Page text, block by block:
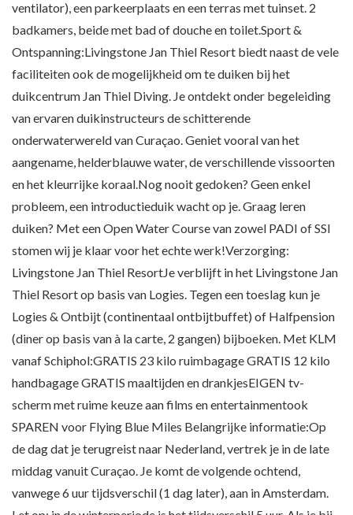
ventilator), een parkeerplaats en een terras met tuinset. 2
badkamers, beide met bad of douche en toilet.Sport &
Ontspanning:Livingstone Jan Thiel Resort biedt naast de vele
faciliteiten ook de mogelijkheid om te duiken bij het
duikcentrum Jan Thiel Diving. Je ontdekt onder begeleiding
van ervaren duikinstructeurs de schitterende
onderwaterwereld van Curaçao. Geniet vooral van het
aangename, helderblauwe water, de verschillende vissoorten
en het kleurrijke koraal.Nog nooit gedoken? Geen enkel
probleem, een introductieduik wacht op je. Graag leren
duiken? Met een Open Water Course van zowel PADI of SSI
stomen wij je klaar voor het echte werk!Verzorging:
Livingstone Jan Thiel ResortJe verblijft in het Livingstone Jan
Thiel Resort op basis van Logies. Tegen een toeslag kun je
Logies & Ontbijt (continentaal ontbijtbuffet) of Halfpension
(diner op basis van à la carte, 2 gangen) bijboeken. Met KLM
vanaf Schiphol:GRATIS 23 kilo ruimbagage GRATIS 12 kilo
handbagage GRATIS maaltijden en drankjesEIGEN tv-
scherm met ruime keuze aan films en entertainmentook
SPAREN voor Flying Blue Miles Belangrijke informatie:Op
de dag dat je terugreist naar Nederland, vertrek je in de late
middag vanuit Curaçao. Je komt de volgende ochtend,
vanwege 6 uur tijdsverschil (1 dag later), aan in Amsterdam.